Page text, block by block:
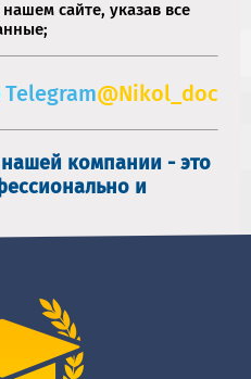
нашем сайте, указав все
Telegram@Nikol_doc
компании - это
и